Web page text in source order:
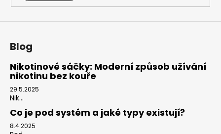
Blog
Nikotinové sáčky: Moderní způsob užívání
nikotinu bez kouře
29.5.2025
Nik...
Co je pod systém a jaké typy existují?
8.4.2025